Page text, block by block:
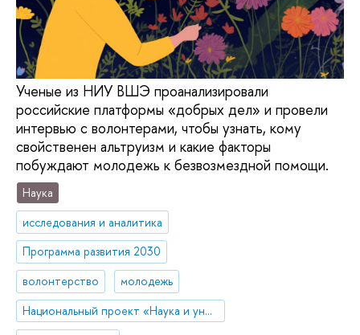
Ученые из НИУ ВШЭ проанализировали
российские платформы «добрых дел» и провели
интервью с волонтерами, чтобы узнать, кому
свойственен альтруизм и какие факторы
побуждают молодежь к безвозмездной помощи.
Наука
исследования и аналитика
Программа развития 2030
волонтерство
молодежь
Национальный проект «Наука и университеты»